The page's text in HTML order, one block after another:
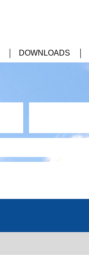
DOWNLOADS